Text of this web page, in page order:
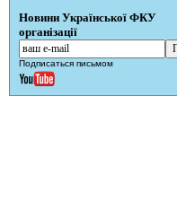
Новини Української ФКУ
організації
Подписаться письмом